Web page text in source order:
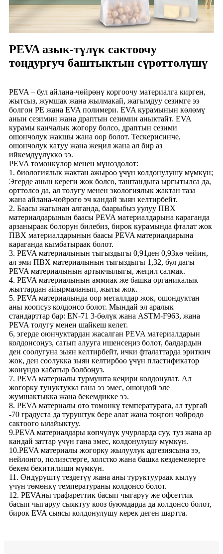
PEVA азык-түлүк сактоочу
тоңдургуч баштыктын сүрөттөлүшү
PEVA – бул айлана-чөйрөнү коргоочу материалга кирген,
жытсыз, жумшак жана жылмакай, жагымдуу сезимге ээ
болгон PE жана EVA полимери. EVA курамынын көлөмү
анын сезимин жана драптын сезимин аныктайт. EVA
курамы канчалык жогору болсо, драптын сезими
ошончолук жакшы жана оор болот. Тескерисинче,
ошончолук катуу жана жеңил жана ал бир аз
ийкемдүүлүккө ээ.
PEVA төмөнкүлөр менен мүнөздөлөт:
1. биологиялык жактан ажыроо үчүн колдонулушу мүмкүн;
Эгерде анын кереги жок болсо, таштандыга ыргытылса да,
өрттөлсө да, ал толугу менен экологиялык жактан таза
жана айлана-чөйрөгө эч кандай зыян келтирбейт.
2. Баасы жагынан алганда, баарыбыз уулуу ПВХ
материалдарынын баасы PEVA материалдарына караганда
арзаныраак болорун билебиз, бирок курамында фталат жок
ПВХ материалдарынын баасы PEVA материалдарына
караганда кымбатыраак болот.
3. PEVA материалынын тыгыздыгы 0,91ден 0,93кө чейин,
ал эми ПВХ материалынын тыгыздыгы 1,32, бул дагы
PEVA материалынын артыкчылыгы, жеңил салмак.
4. PEVA материалынын аммиак же башка органикалык
жыттардан айырмаланып, жыты жок.
5. PEVA материалында оор металлдар жок, ошондуктан
аны коопсуз колдонсо болот. Мындай эл аралык
стандарттар бар: EN-71 3-бөлүк жана ASTM-F963, жана
PEVA толугу менен шайкеш келет.
6, эгерде оюнчуктардан жасалган PEVA материалдарын
колдонсоңуз, сатып алууга ишенсеңиз болот, балдардын
ден соолугуна зыян келтирбейт, ички фталаттарда эриткич
жок, ден соолукка зыян келтирбөө үчүн пластификатор
жөнүндө кабатыр болбоңуз.
7. PEVA материалы турмушта кеңири колдонулат. Ал
жогорку тунуктукка гана ээ эмес, ошондой эле
жумшактыкка жана бекемдикке ээ.
8. PEVA материалы өтө төмөнкү температурага, ал тургай
-70 градуста да туруштук бере алат жана тоңгон чөйрөдө
сактоого ылайыктуу.
9.PEVA материалдары көпчүлүк учурларда суу, туз жана ар
кандай заттар үчүн гана эмес, колдонулушу мүмкүн.
10.PEVA материалы жогорку жылуулук адгезиясына ээ,
нейлонго, полиэстерге, холстко жана башка кездемелерге
бекем бекитилиши мүмкүн.
11. Өндүрүштү тездетүү жана аны туруктуураак кылуу
үчүн төмөнкү температураны колдонсо болот.
12. PEVAны трафареттик басып чыгаруу же офсеттик
басып чыгаруу сыяктуу кооз буюмдарда да колдонсо болот,
бирок EVA сыясы колдонулушу керек деген шартта.